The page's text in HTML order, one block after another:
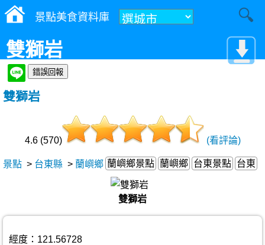
景點美食資料庫
雙獅岩
雙獅岩
4.6 (570) (看評論)
景點 > 台東縣 > 蘭嶼鄉 蘭嶼鄉景點 蘭嶼鄉 台東景點 台東
雙獅岩
經度：121.56728